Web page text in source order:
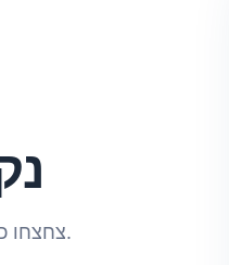
צחצחו כל שן ואז המשיכו למשחק המלא.